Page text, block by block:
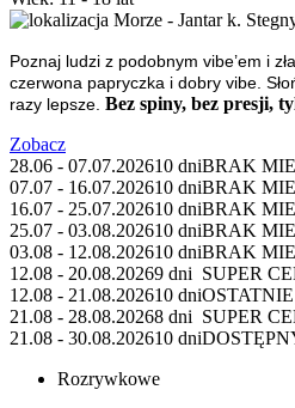
Morze - Jantar k.
Poznaj ludzi z podobnym vibe’em i
czerwona papryczka i dobry vibe.
razy lepsze. Bez spiny, bez presji,
Zobacz
28.06 - 07.07.202610 dniBRAK
07.07 - 16.07.202610 dniBRAK
16.07 - 25.07.202610 dniBRAK
25.07 - 03.08.202610 dniBRAK
03.08 - 12.08.202610 dniBRAK
12.08 - 20.08.20269 dni SUPER
12.08 - 21.08.202610 dni
21.08 - 28.08.20268 dni SUPER
21.08 - 30.08.202610 dni
Rozrywkowe